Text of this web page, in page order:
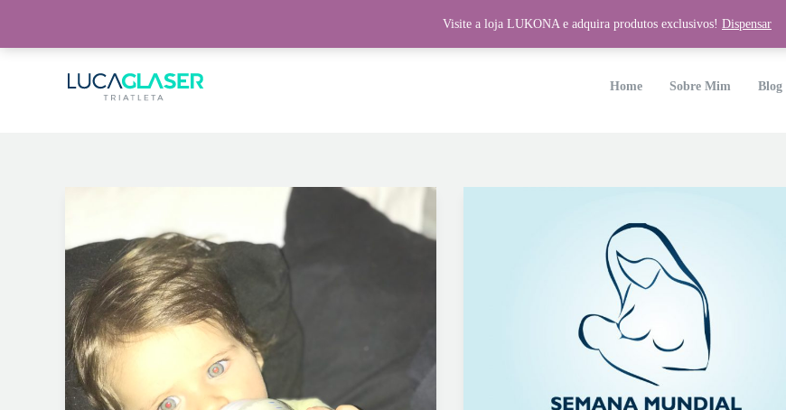
/home/lucaglaser/www/wp-content/plugins/unyson/framework/helpers/general.phpon line1275
Home Sobre Mim Blog
Visite a loja LUKONA e adquira produtos exclusivos! Dispensar